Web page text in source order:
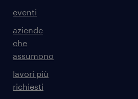
eventi
aziende
che
assumono
lavori più
richiesti